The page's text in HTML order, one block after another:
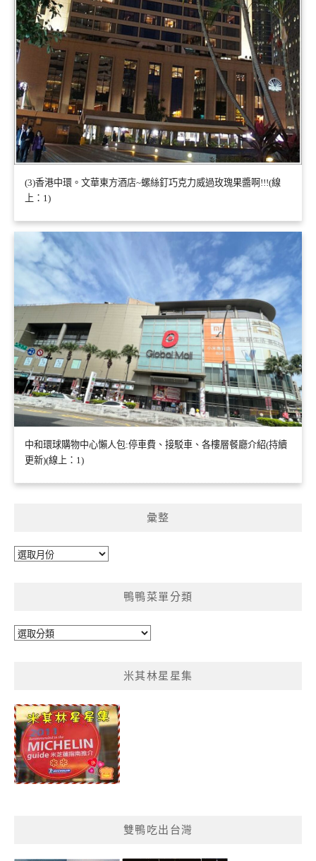
(3)香港中環。文華東方酒店~螺絲釘巧克力威過玫瑰果醬啊!!!(線
上：1)
中和環球購物中心懶人包:停車費、接駁車、各樓層餐廳介紹(持續
更新)(線上：1)
彙整
彙
鴨鴨菜單分類
鴨
類
米其林星星集
雙鴨吃出台灣